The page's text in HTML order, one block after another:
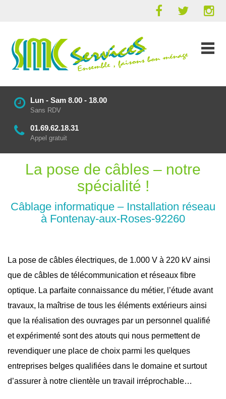
Lun - Sam 8.00 - 18.00
Sans RDV
01.69.62.18.31
Appel gratuit
La pose de câbles – notre
spécialité !
Câblage informatique – Installation réseau
à Fontenay-aux-Roses-92260
La pose de câbles électriques, de 1.000 V à 220 kV ainsi
que de câbles de télécommunication et réseaux fibre
optique. La parfaite connaissance du métier, l’étude avant
travaux, la maîtrise de tous les éléments extérieurs ainsi
que la réalisation des ouvrages par un personnel qualifié
et expérimenté sont des atouts qui nous permettent de
revendiquer une place de choix parmi les quelques
entreprises belges qualifiées dans le domaine et surtout
d’assurer à notre clientèle un travail irréprochable…